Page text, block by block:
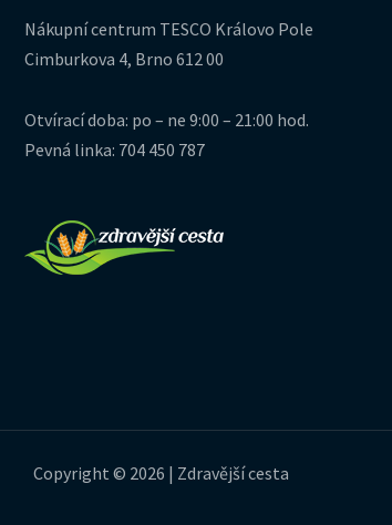
Nákupní centrum TESCO Královo Pole
Cimburkova 4, Brno 612 00
Otvírací doba: po – ne 9:00 – 21:00 hod.
Pevná linka: 704 450 787
Copyright © 2026 | Zdravější cesta